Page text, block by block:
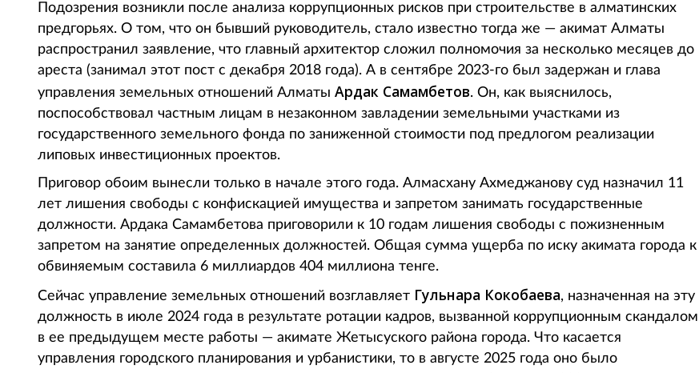
Подозрения возникли после анализа коррупционных рисков при строительстве в алматинских
предгорьях. О том, что он бывший руководитель, стало известно тогда же — акимат Алматы
распространил заявление, что главный архитектор сложил полномочия за несколько месяцев до
ареста (занимал этот пост с декабря 2018 года). А в сентябре 2023-го был задержан и глава
управления земельных отношений Алматы Ардак Самамбетов. Он, как выяснилось,
поспособствовал частным лицам в незаконном завладении земельными участками из
государственного земельного фонда по заниженной стоимости под предлогом реализации
липовых инвестиционных проектов.
Приговор обоим вынесли только в начале этого года. Алмасхану Ахмеджанову суд назначил 11
лет лишения свободы с конфискацией имущества и запретом занимать государственные
должности. Ардака Самамбетова приговорили к 10 годам лишения свободы с пожизненным
запретом на занятие определенных должностей. Общая сумма ущерба по иску акимата города к
обвиняемым составила 6 миллиардов 404 миллиона тенге.
Сейчас управление земельных отношений возглавляет Гульнара Кокобаева, назначенная на эту
должность в июле 2024 года в результате ротации кадров, вызванной коррупционным скандалом
в ее предыдущем месте работы — акимате Жетысуского района города. Что касается
управления городского планирования и урбанистики, то в августе 2025 года оно было